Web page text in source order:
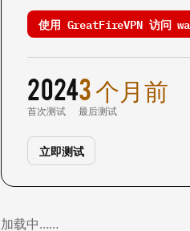
使用 GreatFireVPN 访问
2024
首次测试
3 个月前
最后测试
立即测试
加载中……